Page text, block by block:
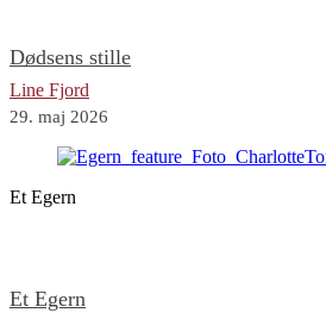
Dødsens stille
Line Fjord
29. maj 2026
Et Egern
Et Egern